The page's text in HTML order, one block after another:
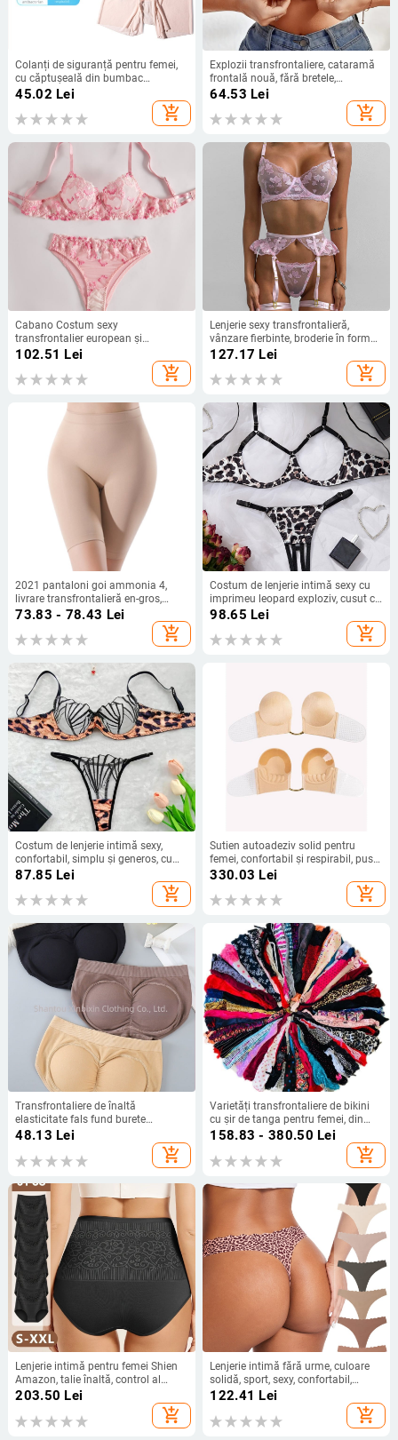
Colanți de siguranță pentru femei,
cu căptușeală din bumbac
antibacterian în zona inghinală,
țesătură din ice silk respirabilă,
uscare rapidă, confort pentru vară
45.02 Lei
add_shopping_cart
Explozii transfrontaliere, cataramă
frontală nouă, fără bretele,
antiderapantă, respirabilă, fără
cusături, lenjerie invisibilă, plus
autocolante pentru piept puternice,
64.53 Lei
add_shopping_cart
Cabano Costum sexy
transfrontalier european și
american, transparent, brodat cu
flori, sutien sexy din dantelă, lenjerie
intimă, dorință pură
102.51 Lei
add_shopping_cart
Lenjerie sexy transfrontalieră,
vânzare fierbinte, broderie în formă
de inimă, set de lenjerie sexy slim-fit,
format din patru piese, din Europa
și Statele Unite
127.17 Lei
add_shopping_cart
2021 pantaloni goi ammonia 4,
livrare transfrontalieră en-gros,
lenjerie intimă din bumbac, anti-
lumină, anti-uzură, boxeri pentru
femei
73.83 - 78.43 Lei
add_shopping_cart
Costum de lenjerie intimă sexy cu
imprimeu leopard exploziv, cusut cu
panglică, proces complex de cusut
98.65 Lei
add_shopping_cart
Costum de lenjerie intimă sexy,
confortabil, simplu și generos, cu
broderie fierbinte, pentru comerț
87.85 Lei
add_shopping_cart
Sutien autoadeziv solid pentru
femei, confortabil și respirabil, push-
up
330.03 Lei
add_shopping_cart
Transfrontaliere de înaltă
elasticitate fals fund burete
detașabil pad lenjerie pentru femei
Barbie Butt Lift fund chiloți fese și
picioare
48.13 Lei
add_shopping_cart
Varietăți transfrontaliere de bikini
cu șir de tanga pentru femei, din
dantelă, tip tanga
158.83 - 380.50 Lei
add_shopping_cart
Lenjerie intimă pentru femei Shien
Amazon, talie înaltă, control al
abdomenului, model european și
american, mărime mare, chiloți din
bumbac pur, fără cusături
203.50 Lei
add_shopping_cart
Lenjerie intimă fără urme, culoare
solidă, sport, sexy, confortabil,
respirabil, cu șir G, imprimată, din
mătase glacială, pachet de 8 buc.
122.41 Lei
add_shopping_cart